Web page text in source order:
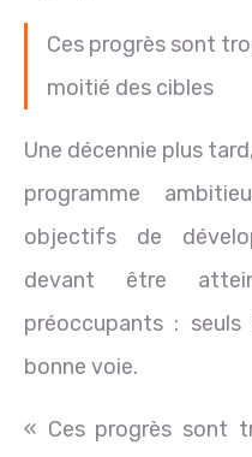
Ces progrès sont
moitié des cibles
Une décennie plus
programme
objectifs de
devant être
préoccupants :
bonne voie.
« Ces progrès sont